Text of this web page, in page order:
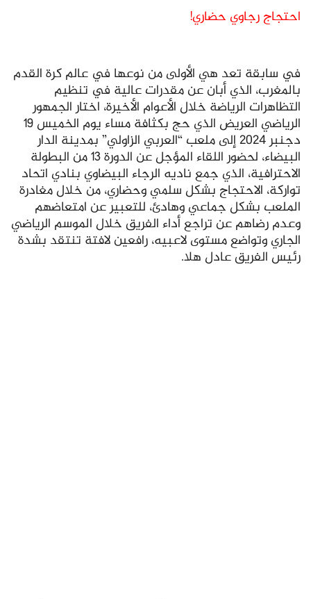
احتجاج رجاوي حضاري!
في سابقة تعد هي الأولى من نوعها في عالم كرة القدم
بالمغرب، الذي أبان عن مقدرات عالية في تنظيم
التظاهرات الرياضة خلال الأعوام الأخيرة، اختار الجمهور
الرياضي العريض الذي حج بكثافة مساء يوم الخميس 19
دجنبر 2024 إلى ملعب “العربي الزاولي” بمدينة الدار
البيضاء، لحضور اللقاء المؤجل عن الدورة 13 من البطولة
الاحترافية، الذي جمع ناديه الرجاء البيضاوي بنادي اتحاد
تواركة، الاحتجاج بشكل سلمي وحضاري، من خلال مغادرة
الملعب بشكل جماعي وهادئ، للتعبير عن امتعاضهم
وعدم رضاهم عن تراجع أداء الفريق خلال الموسم الرياضي
الجاري وتواضع مستوى لاعبيه، رافعين لافتة تنتقد بشدة
رئيس الفريق عادل هلا.